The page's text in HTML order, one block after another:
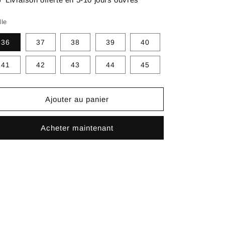
36 37 38 39 40
41 42 43 44 45
Ajouter au panier
Acheter maintenant